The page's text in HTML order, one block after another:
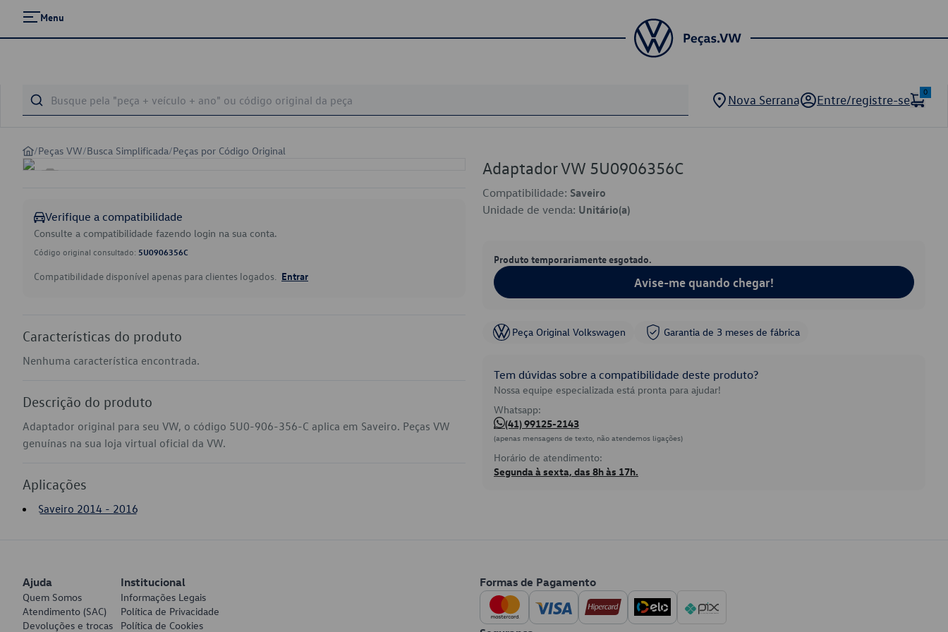
Menu
Nova Serrana Entre/registre-se
0
/Peças VW/Busca Simplificada/Peças por Código Original
Verifique a compatibilidade
Consulte a compatibilidade fazendo login na sua conta.
Código original consultado: 5U0906356C
Compatibilidade disponível apenas para clientes logados. Entrar
Características do produto
Nenhuma característica encontrada.
Descrição do produto
Adaptador original para seu VW, o código 5U0-906-356-C aplica em Saveiro. Peças VW
genuínas na sua loja virtual oficial da VW.
Aplicações
Saveiro 2014 - 2016
Adaptador VW 5U0906356C
Compatibilidade: Saveiro
Unidade de venda: Unitário(a)
Produto temporariamente esgotado.
Avise-me quando chegar!
Peça Original Volkswagen Garantia de 3 meses de fábrica
Tem dúvidas sobre a compatibilidade deste produto?
Nossa equipe especializada está pronta para ajudar!
Whatsapp:
(41) 99125-2143
(apenas mensagens de texto, não atendemos ligações)
Horário de atendimento:
Segunda à sexta, das 8h às 17h.
Ajuda
Quem Somos
Atendimento (SAC)
Devoluções e trocas
Institucional
Informações Legais
Política de Privacidade
Política de Cookies
Formas de Pagamento